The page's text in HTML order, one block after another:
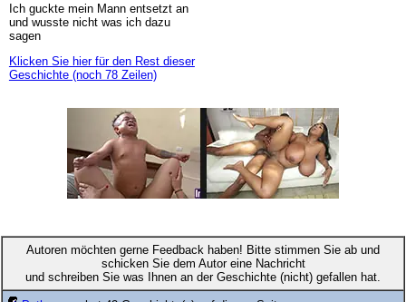
Ich guckte mein Mann entsetzt an
und wusste nicht was ich dazu
sagen
Klicken Sie hier für den Rest dieser
Geschichte (noch 78 Zeilen)
Autoren möchten gerne Feedback haben! Bitte stimmen Sie ab und
schicken Sie dem Autor eine Nachricht
und schreiben Sie was Ihnen an der Geschichte (nicht) gefallen hat.